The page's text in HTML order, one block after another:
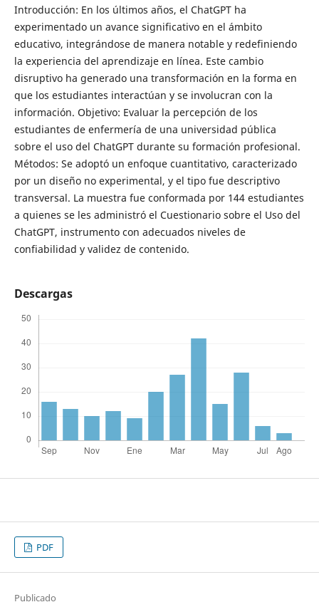
Introducción: En los últimos años, el ChatGPT ha
experimentado un avance significativo en el ámbito
educativo, integrándose de manera notable y redefiniendo
la experiencia del aprendizaje en línea. Este cambio
disruptivo ha generado una transformación en la forma en
que los estudiantes interactúan y se involucran con la
información. Objetivo: Evaluar la percepción de los
estudiantes de enfermería de una universidad pública
sobre el uso del ChatGPT durante su formación profesional.
Métodos: Se adoptó un enfoque cuantitativo, caracterizado
por un diseño no experimental, y el tipo fue descriptivo
transversal. La muestra fue conformada por 144 estudiantes
a quienes se les administró el Cuestionario sobre el Uso del
ChatGPT, instrumento con adecuados niveles de
confiabilidad y validez de contenido.
Descargas
PDF
Publicado